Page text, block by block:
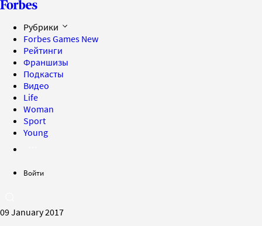
Рубрики
Forbes Games New
Рейтинги
Франшизы
Подкасты
Видео
Life
Woman
Sport
Young
Войти
09 January 2017